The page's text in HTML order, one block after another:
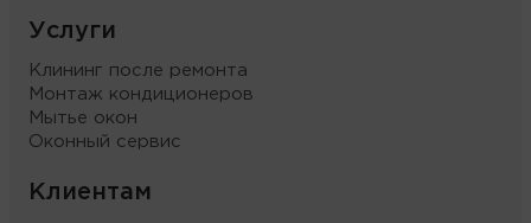
Услуги
Клининг после ремонта
Монтаж кондиционеров
Мытье окон
Оконный сервис
Клиентам